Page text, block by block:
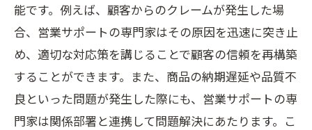
能です。例えば、顧客からのクレームが発生した場
合、営業サポートの専門家はその原因を迅速に突き止
め、適切な対応策を講じることで顧客の信頼を再構築
することができます。また、商品の納期遅延や品質不
良といった問題が発生した際にも、営業サポートの専
門家は関係部署と連携して問題解決にあたります。こ